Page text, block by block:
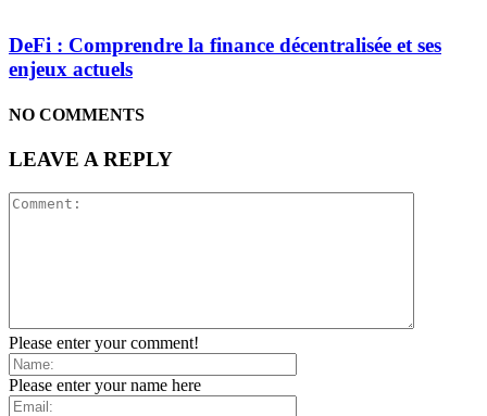
DeFi : Comprendre la finance décentralisée et ses
enjeux actuels
NO COMMENTS
LEAVE A REPLY
Please enter your comment!
Please enter your name here